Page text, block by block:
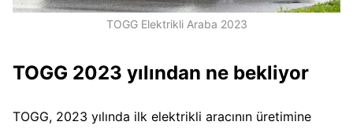
TOGG Elektrikli Araba 2023
TOGG 2023 yılından ne bekliyor
TOGG, 2023 yılında ilk elektrikli aracının üretimine